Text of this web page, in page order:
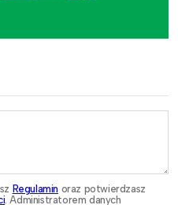
Regulamin oraz potwierdzasz
. Administratorem danych